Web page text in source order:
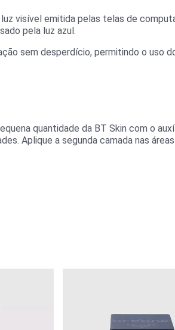
visível emitida pelas telas de
pela luz azul.
sem desperdício, permitindo o uso
quantidade da BT Skin com o
Aplique a segunda camada nas